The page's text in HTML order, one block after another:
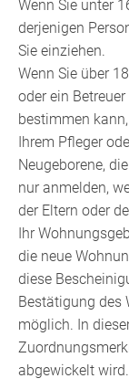
Wenn Sie unter
derjenigen
Sie einziehen.
Wenn Sie über
oder ein
bestimmen
Ihrem Pfleger
Neugeborene,
nur anmelden,
der Eltern oder
Ihr
die neue
diese
Bestätigung des
möglich. In
abgewickelt wird.